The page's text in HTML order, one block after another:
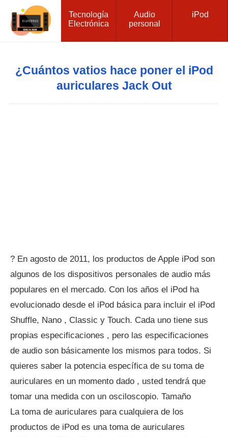
Tecnología
Electrónica
Audio
personal
iPod
¿Cuántos vatios hace poner el iPod
auriculares Jack Out
? En agosto de 2011, los productos de Apple iPod son
algunos de los dispositivos personales de audio más
populares en el mercado. Con los años el iPod ha
evolucionado desde el iPod básica para incluir el iPod
Shuffle, Nano , Classic y Touch. Cada uno tiene sus
propias especificaciones , pero las especificaciones
de audio son básicamente los mismos para todos. Si
quieres saber la potencia específica de su toma de
auriculares en un momento dado , usted tendrá que
tomar una medida con un osciloscopio. Tamaño
La toma de auriculares para cualquiera de los
productos de iPod es una toma de auriculares